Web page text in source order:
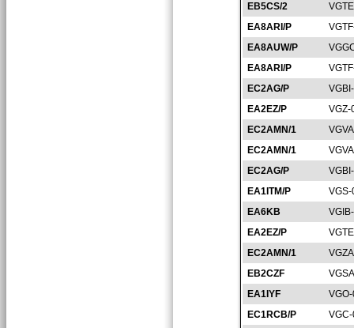
EB5CS/2
EA8ARI/P
EA8AUW/P
EA8ARI/P
EC2AG/P
EA2EZ/P
VGZ-
EC2AMN/1
EC2AMN/1
EC2AG/P
EA1ITM/P
EA6KB
EA2EZ/P
EC2AMN/1
EB2CZF
EA1IYF
EC1RCB/P